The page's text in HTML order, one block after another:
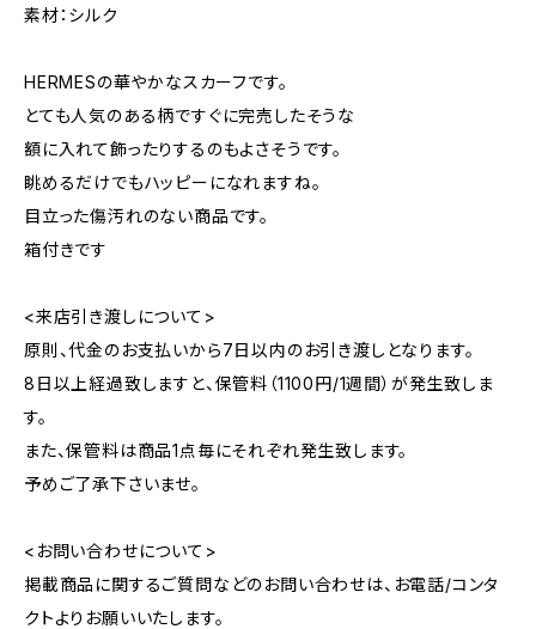
素材：シルク
HERMESの華やかなスカーフです。
とても人気のある柄ですぐに完売したそうな
額に入れて飾ったりするのもよさそうです。
眺めるだけでもハッピーになれますね。
目立った傷汚れのない商品です。
箱付きです
<来店引き渡しについて>
原則、代金のお支払いから7日以内のお引き渡しとなります。
8日以上経過致しますと、保管料（1100円/1週間）が発生致しま
す。
また、保管料は商品1点毎にそれぞれ発生致します。
予めご了承下さいませ。
<お問い合わせについて>
掲載商品に関するご質問などのお問い合わせは、お電話/コンタ
クトよりお願いいたします。